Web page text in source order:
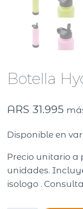
Botella
ARS 31.995
Disponible en
Precio unitario a
unidades.
isologo .